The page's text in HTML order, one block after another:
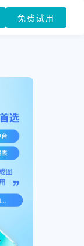
免费试用